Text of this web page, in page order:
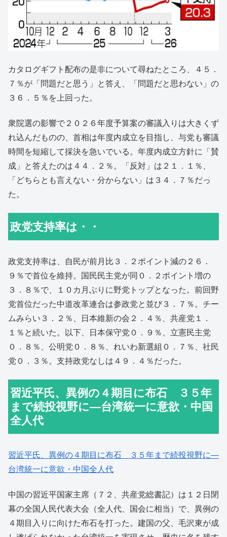
カタログギフト配布の是非について尋ねたところ、４５．
７％が「問題だと思う」と答え、「問題だと思わない」の
３６．５％を上回った。
衆院選の影響で２０２６年度予算案の審議入りは大きくず
れ込んだものの、首相は年度内成立を目指し、与党も審議
時間を短縮して採決を急いでいる。年度内成立方針に「賛
成」と答えたのは４４．２％。「反対」は２１．１％、
「どちらとも言えない・分からない」は３４．７％だっ
た。
政党支持率は・・
政党支持率は、自民が前月比３．２ポイント減の２６．
９％で首位を維持。国民民主党が同０．２ポイント増の
３．８％で、１０カ月ぶりに野党トップとなった。前回野
党首位だった中道改革連合は参政党と並び３．７％。チー
ムみらい３．２％、日本維新の会２．４％、共産党１．
１％と続いた。以下、日本保守党０．９％、立憲民主党
０．８％、公明党０．８％、れいわ新選組０．７％、社民
党０．３％。支持政党なしは４９．４％だった。
習近平氏、異例の４期目に布石 ３５年
まで続投視野に―台湾統一に意欲・中国
全人代
習近平氏、異例の４期目に布石 ３５年まで続投視野に―
台湾統一に意欲・中国全人代
中国の習近平国家主席（７２、共産党総書記）は１２日閉
幕の全国人民代表大会（全人代、国会に相当）で、異例の
４期目入りに向けた布石を打った。建国の父、毛沢東が成